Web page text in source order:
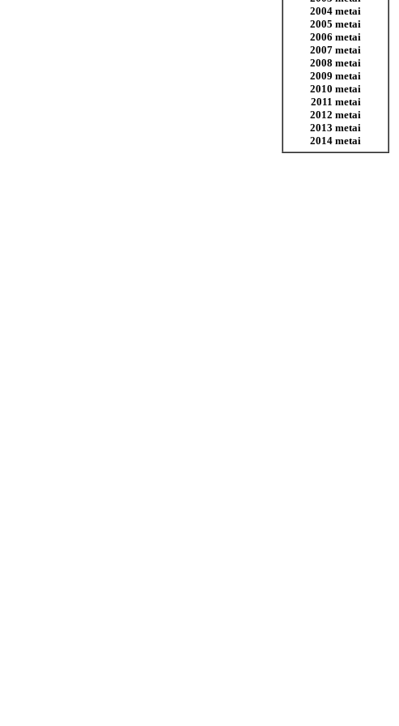
2004 metai
2005 metai
2006 metai
2007 metai
2008 metai
2009 metai
2010 metai
2011 metai
2012 metai
2013 metai
2014 metai